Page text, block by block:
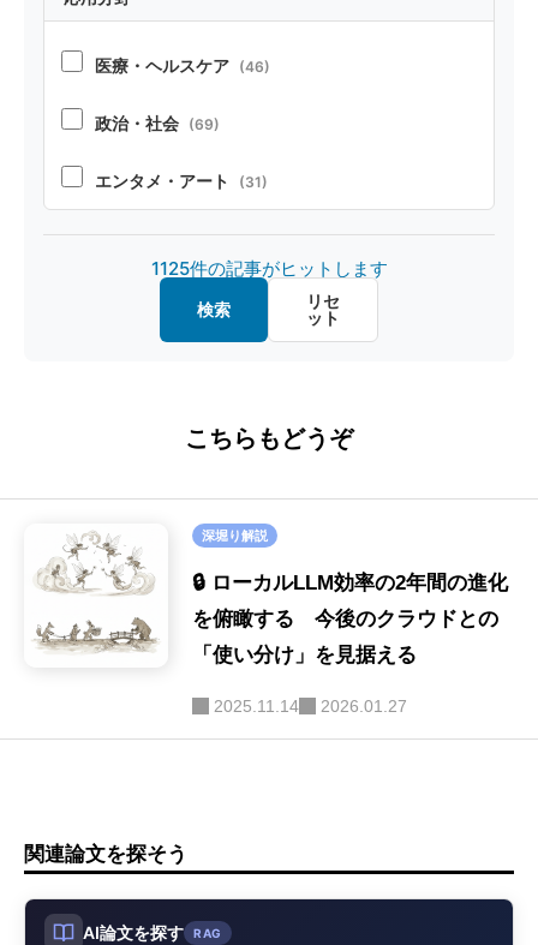
オープンソース (32)
マルチモーダル (26)
ハルシネーション (16)
セキュリティ (16)
画像生成
(9)
医療・ヘルスケア (46)
政治・社会 (69)
エンタメ・アート (31)
製造・デザイン (20)
(20)
1125件の記事がヒットします
検索
リセ
ット
こちらもどうぞ
深堀り解説
🔒 ローカルLLM効率の2年間の進化
を俯瞰する 今後のクラウドとの
「使い分け」を見据える
2025.11.14 2026.01.27
関連論文を探そう
AI論文を探す RAG